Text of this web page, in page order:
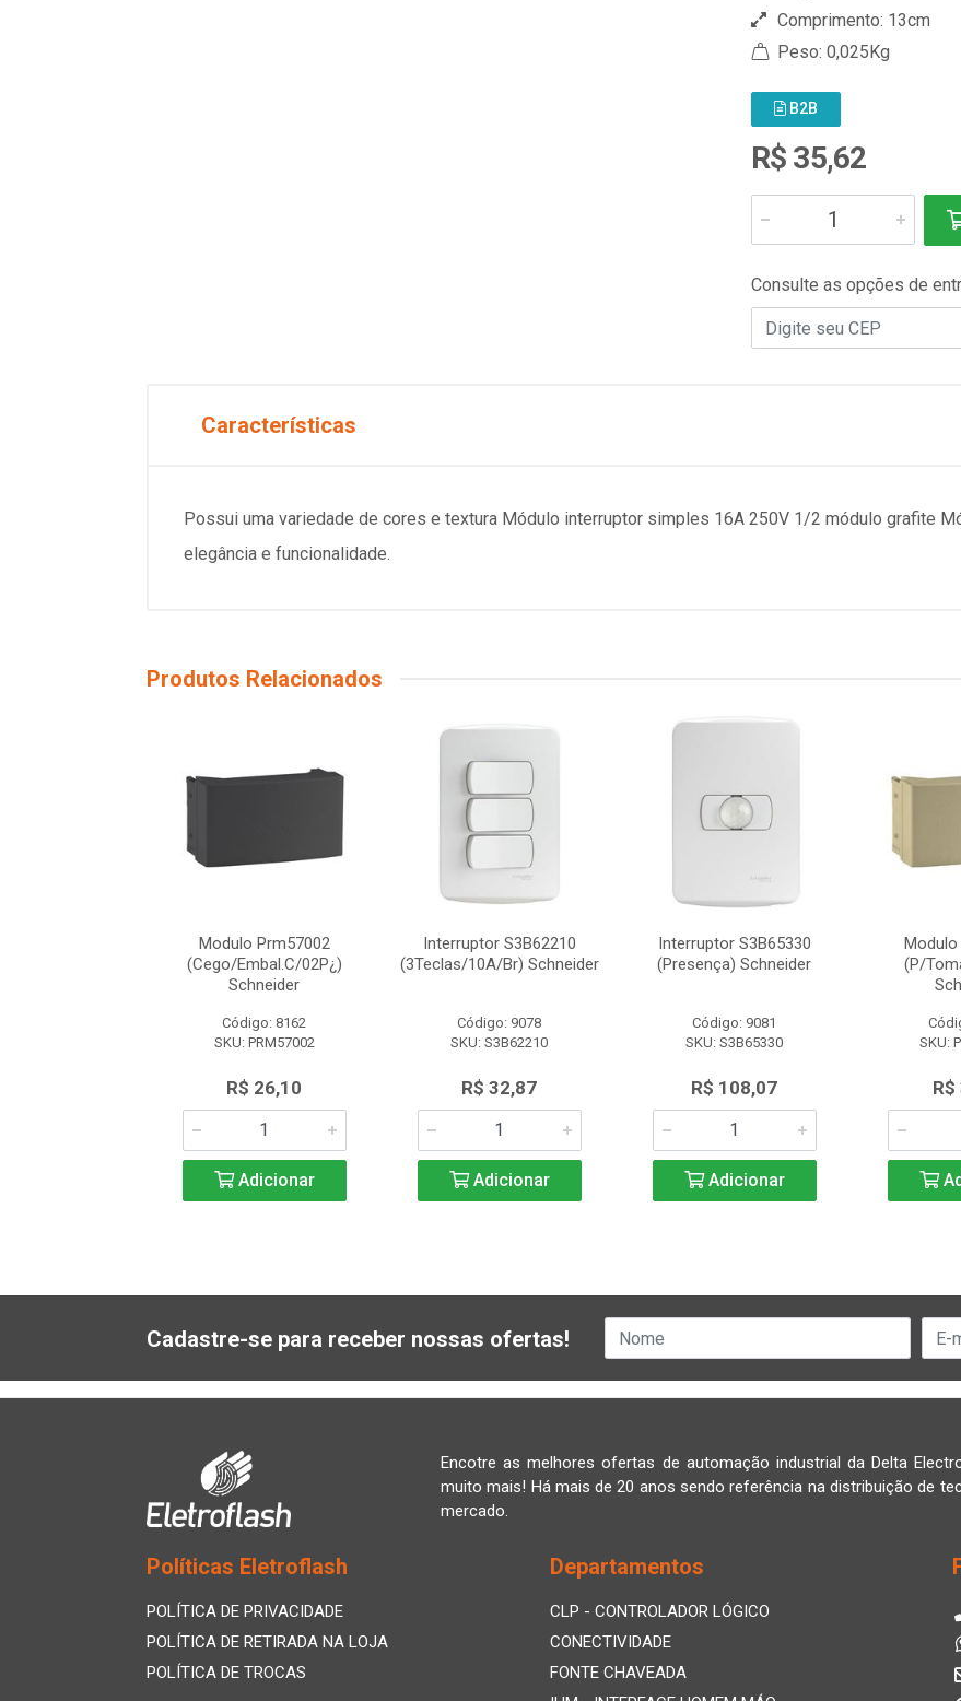
Comprimento: 13cm
Peso: 0,025Kg
B2B
R$ 35,62
Consulte as opções de
Características
Possui uma variedade de cores e textura Módulo interruptor simples 16A 250V 1/2 módulo grafite
elegância e funcionalidade.
Produtos Relacionados
Modulo Prm57002
(Cego/Embal.C/02P¿)
Schneider
Código: 8162
SKU: PRM57002
R$ 26,10
Adicionar
Interruptor S3B62210
(3Teclas/10A/Br) Schneider
Código: 9078
SKU: S3B62210
R$ 32,87
Adicionar
Interruptor S3B65330
(Presença) Schneider
Código: 9081
SKU: S3B65330
R$ 108,07
Adicionar
Modulo
(P/
SKU:
R$
Cadastre-se para receber nossas ofertas!
Encotre as melhores ofertas de automação industrial da Delta
muito mais! Há mais de 20 anos sendo referência na distribuição de
mercado.
Políticas Eletroflash
POLÍTICA DE PRIVACIDADE
POLÍTICA DE RETIRADA NA LOJA
POLÍTICA DE TROCAS
Departamentos
CLP - CONTROLADOR LÓGICO
CONECTIVIDADE
FONTE CHAVEADA